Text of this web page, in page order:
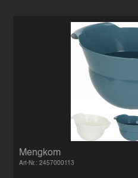
Mengkom
Art-Nr.: 2457000113